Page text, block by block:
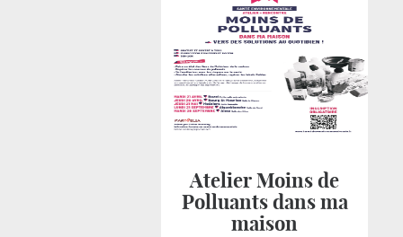
Atelier Moins de
Polluants dans ma
maison